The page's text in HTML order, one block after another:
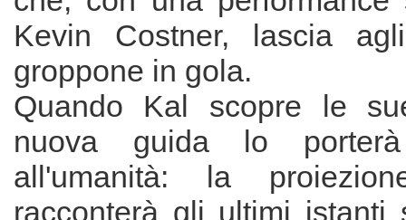
Kevin Costner, lascia
groppone in gola.
Quando Kal scopre le
nuova guida lo
all'umanità: la
racconterà gli ultimi istanti